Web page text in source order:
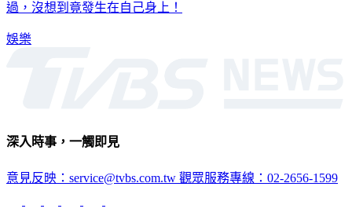
過，沒想到竟發生在自己身上！
娛樂
深入時事，一觸即見
意見反映：service@tvbs.com.tw 觀眾服務專線：02-2656-1599